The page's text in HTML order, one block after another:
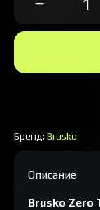
Бренд: Brusko
Описание
Brusko Zero